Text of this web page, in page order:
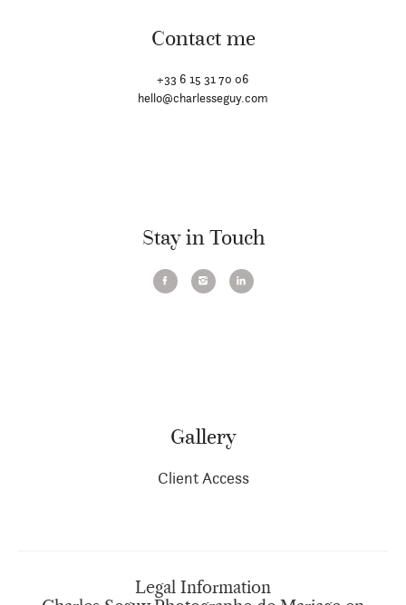
Contact me
+33 6 15 31 70 06
hello@charlesseguy.com
Stay in Touch
Gallery
Client Access
Legal Information